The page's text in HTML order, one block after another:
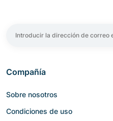
Compañía
Sobre nosotros
Condiciones de uso